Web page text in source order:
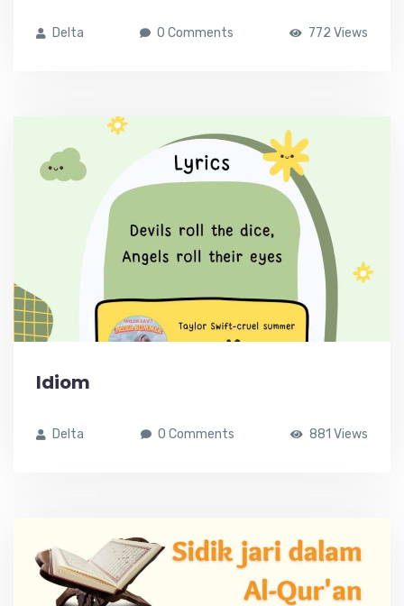
Delta 0 Comments 772 Views
Idiom
Delta 0 Comments 881 Views